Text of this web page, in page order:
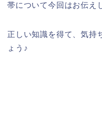
帯について今回はお伝え
正しい知識を得て、気持
ょう♪